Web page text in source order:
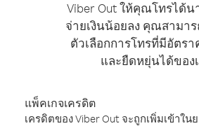
Viber Out ให้คุณโทรได้
จ่ายเงินน้อยลง คุณสามาร
ตัวเลือกการโทรที่มีอัตรา
และยืดหยุ่นได้ของ
แพ็คเกจเครดิต
เครดิตของ Viber Out จะถูกเพิ่มเข้าใ